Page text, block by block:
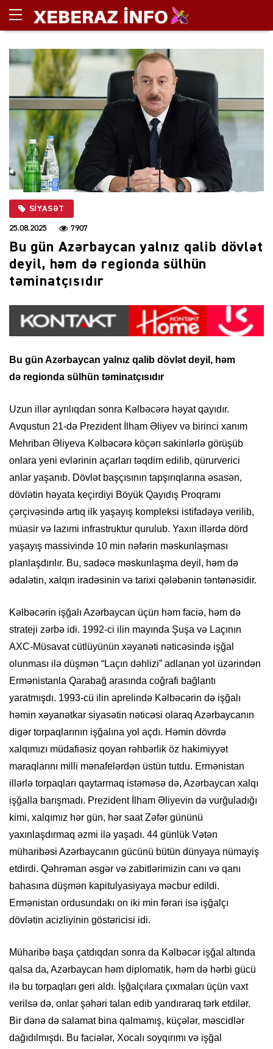
SIYASƏT
25.08.2025 7907
Bu gün Azərbaycan yalnız qalib dövlət
deyil, həm də regionda sülhün
təminatçısıdır
Bu gün Azərbaycan yalnız qalib dövlət deyil, həm
də regionda sülhün təminatçısıdır
Uzun illər ayrılıqdan sonra Kəlbəcərə həyat qayıdır.
Avqustun 21-də Prezident İlham Əliyev və birinci xanım
Mehriban Əliyeva Kəlbəcərə köçən sakinlərlə görüşüb
onlara yeni evlərinin açarları təqdim edilib, qürurverici
anlar yaşanıb. Dövlət başçısının tapşırıqlarına əsasən,
dövlətin həyata keçirdiyi Böyük Qayıdış Proqramı
çərçivəsində artıq ilk yaşayış kompleksi istifadəyə verilib,
müasir və lazımi infrastruktur qurulub. Yaxın illərdə dörd
yaşayış massivində 10 min nəfərin məskunlaşması
planlaşdırılır. Bu, sadəcə məskunlaşma deyil, həm də
ədalətin, xalqın iradəsinin və tarixi qələbənin təntənəsidir.
Kəlbəcərin işğalı Azərbaycan üçün həm faciə, həm də
strateji zərbə idi. 1992-ci ilin mayında Şuşa və Laçının
AXC-Müsavat cütlüyünün xəyanəti nəticəsində işğal
olunması ilə düşmən “Laçın dəhlizi” adlanan yol üzərindən
Ermənistanla Qarabağ arasında coğrafi bağlantı
yaratmışdı. 1993-cü ilin aprelində Kəlbəcərin də işğalı
həmin xəyanətkar siyasətin nəticəsi olaraq Azərbaycanın
digər torpaqlarının işğalına yol açdı. Həmin dövrdə
xalqımızı müdafiəsiz qoyan rəhbərlik öz hakimiyyət
maraqlarını milli mənafelərdən üstün tutdu. Ermənistan
illərlə torpaqları qaytarmaq istəməsə də, Azərbaycan xalqı
işğalla barışmadı. Prezident İlham Əliyevin də vurğuladığı
kimi, xalqımız hər gün, hər saat Zəfər gününü
yaxınlaşdırmaq əzmi ilə yaşadı. 44 günlük Vətən
müharibəsi Azərbaycanın gücünü bütün dünyaya nümayiş
etdirdi. Qəhrəman əsgər və zabitlərimizin canı və qanı
bahasına düşmən kapitulyasiyaya məcbur edildi.
Ermənistan ordusundakı on iki min fərari isə işğalçı
dövlətin acizliyinin göstəricisi idi.
Müharibə başa çatdıqdan sonra da Kəlbəcər işğal altında
qalsa da, Azərbaycan həm diplomatik, həm də hərbi gücü
ilə bu torpaqları geri aldı. İşğalçılara çıxmaları üçün vaxt
verilsə də, onlar şəhəri talan edib yandıraraq tərk etdilər.
Bir dənə də salamat bina qalmamış, küçələr, məscidlər
dağıdılmışdı. Bu faciələr, Xocalı soyqırımı və işğal